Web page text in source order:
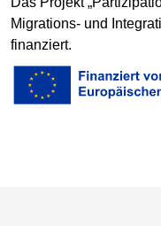
Migrations- und
finanziert.